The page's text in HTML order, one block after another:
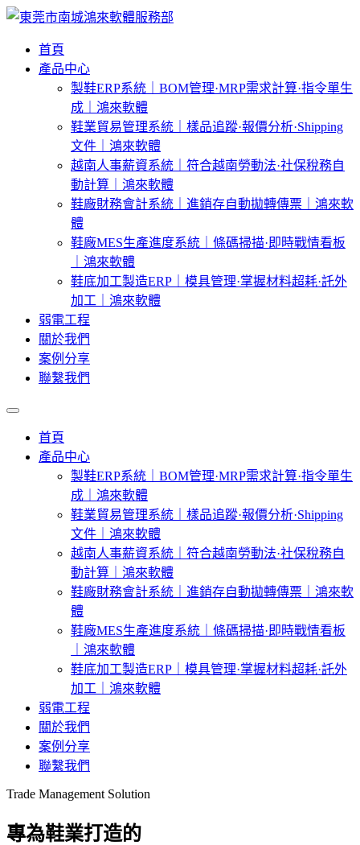
首頁
產品中心
製鞋ERP系統｜BOM管理·MRP需求計算·指令單生
成｜鴻來軟體
鞋業貿易管理系統｜樣品追蹤·報價分析·Shipping
文件｜鴻來軟體
越南人事薪資系統｜符合越南勞動法·社保稅務自
動計算｜鴻來軟體
鞋廠財務會計系統｜進銷存自動拋轉傳票｜鴻來軟
體
鞋廠MES生產進度系統｜條碼掃描·即時戰情看板
｜鴻來軟體
鞋底加工製造ERP｜模具管理·掌握材料超耗·託外
加工｜鴻來軟體
弱電工程
關於我們
案例分享
聯繫我們
首頁
產品中心
製鞋ERP系統｜BOM管理·MRP需求計算·指令單生
成｜鴻來軟體
鞋業貿易管理系統｜樣品追蹤·報價分析·Shipping
文件｜鴻來軟體
越南人事薪資系統｜符合越南勞動法·社保稅務自
動計算｜鴻來軟體
鞋廠財務會計系統｜進銷存自動拋轉傳票｜鴻來軟
體
鞋廠MES生產進度系統｜條碼掃描·即時戰情看板
｜鴻來軟體
鞋底加工製造ERP｜模具管理·掌握材料超耗·託外
加工｜鴻來軟體
弱電工程
關於我們
案例分享
聯繫我們
Trade Management Solution
專為鞋業打造的